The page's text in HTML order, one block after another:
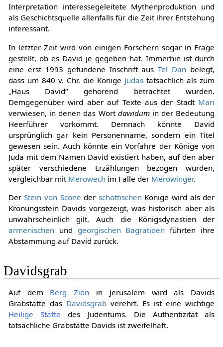
Interpretation interessegeleitete Mythenproduktion und
als Geschichtsquelle allenfalls für die Zeit ihrer Entstehung
interessant.
In letzter Zeit wird von einigen Forschern sogar in Frage
gestellt, ob es David je gegeben hat. Immerhin ist durch
eine erst 1993 gefundene Inschrift ausTel Dan belegt,
dass um 840 v. Chr. die Könige Judas tatsächlich als zum
„Haus David“ gehörend betrachtet wurden.
Demgegenüber wird aber auf Texte aus der Stadt Mari
verwiesen, in denen das Wort dawidumin der Bedeutung
Heerführer vorkommt. Demnach könnte David
ursprünglich gar kein Personenname, sondern ein Titel
gewesen sein. Auch könnte ein Vorfahre der Könige von
Juda mit dem Namen David existiert haben, auf den aber
später verschiedene Erzählungen bezogen wurden,
vergleichbar mit Merowechim Falle der Merowinger.
DerStein von Scone der schottischenKönige wird als der
Krönungsstein Davids vorgezeigt, was historisch aber als
unwahrscheinlich gilt. Auch die Königsdynastien der
armenischenund georgischen Bagratiden führten ihre
Abstammung auf David zurück.
Davidsgrab
Auf dem Berg Zion in Jerusalem wird als Davids
Grabstätte das Davidsgrabverehrt. Es ist eine wichtige
Heilige Stätte des Judentums. Die Authentizität als
tatsächliche Grabstätte Davids ist zweifelhaft.